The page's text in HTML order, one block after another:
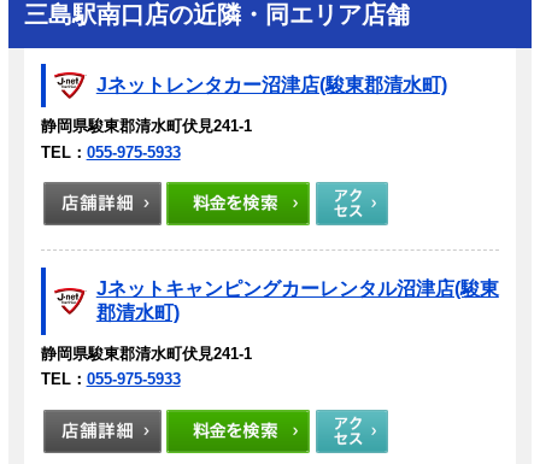
三島駅南口店の近隣・同エリア店舗
Jネットレンタカー沼津店(駿東郡清水町)
静岡県駿東郡清水町伏見241-1
TEL： 055-975-5933
Jネットキャンピングカーレンタル沼津店(駿東
郡清水町)
静岡県駿東郡清水町伏見241-1
TEL： 055-975-5933